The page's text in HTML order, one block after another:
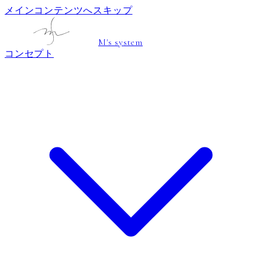
メインコンテンツへスキップ
M's system
コンセプト